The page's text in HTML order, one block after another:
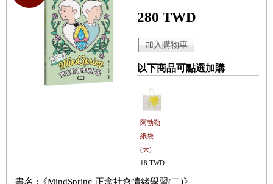
280 TWD
以下商品可點選加購
阿勃勒
紙袋
(大)
18 TWD
書名 :《MindSpring 正念社會情緒學習(二)》